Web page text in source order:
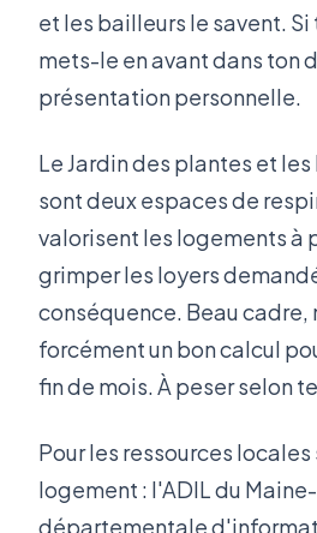
et les bailleurs le savent. Si
mets-le en avant dans ton
présentation personnelle.
Le Jardin des plantes et
sont deux espaces de
valorisent les logements à
grimper les loyers
conséquence. Beau cadre,
forcément un bon calcul
fin de mois. À peser selon
Pour les ressources locales
logement : l'ADIL du
départementale